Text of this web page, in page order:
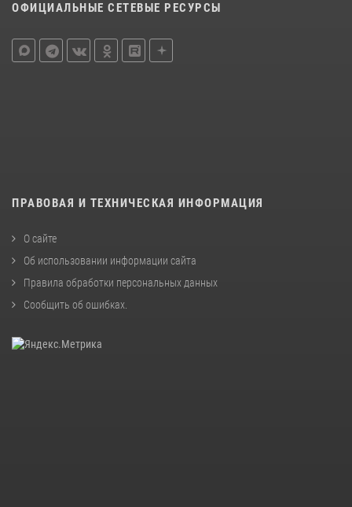
ОФИЦИАЛЬНЫЕ СЕТЕВЫЕ РЕСУРСЫ
ПРАВОВАЯ И ТЕХНИЧЕСКАЯ ИНФОРМАЦИЯ
О сайте
Об использовании информации сайта
Правила обработки персональных данных
Сообщить об ошибках.